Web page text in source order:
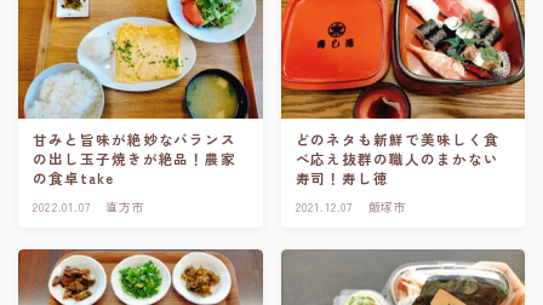
甘みと旨味が絶妙なバランス
の出し玉子焼きが絶品！農家
の食卓take
2022.01.07 直方市
どのネタも新鮮で美味しく食
べ応え抜群の職人のまかない
寿司！寿し徳
2021.12.07 飯塚市